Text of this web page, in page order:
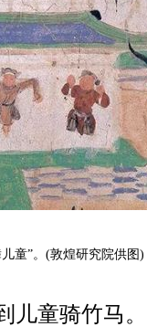
童”。(敦煌研究院供图)
童骑竹马